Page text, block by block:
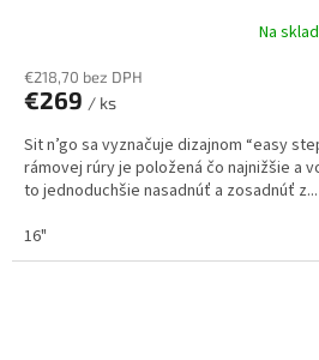
Na
€218,70 bez DPH
€269 / ks
Sit n’go sa vyznačuje dizajnom “easy
rámovej rúry je položená čo najnižšie a
to jednoduchšie nasadnúť a zosadnúť z...
16"